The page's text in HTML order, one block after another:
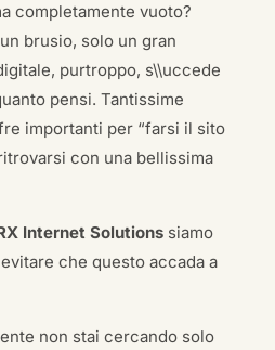
completamente vuoto?
brusio, solo un gran
purtroppo, s\\uccede
pensi. Tantissime
importanti per “farsi il sito
con una bellissima
Internet Solutionssiamo
che questo accada a
non stai cercando solo